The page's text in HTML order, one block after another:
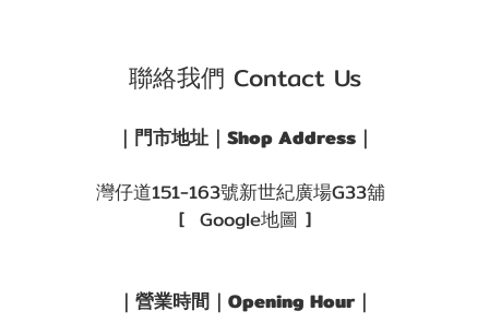
聯絡我們 Contact Us
｜門市地址｜Shop Address｜
灣仔道151-163號新世紀廣場G33舖
[ Google地圖 ]
｜營業時間｜Opening Hour｜